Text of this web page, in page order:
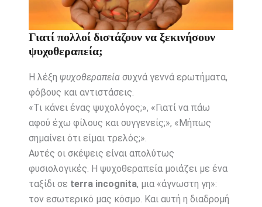
Γιατί πολλοί διστάζουν να ξεκινήσουν
ψυχοθεραπεία;
Η λέξη ψυχοθεραπείασυχνά γεννά ερωτήματα,
φόβους και αντιστάσεις.
«Τι κάνει ένας ψυχολόγος;», «Γιατί να πάω
αφού έχω φίλους και συγγενείς;», «Μήπως
σημαίνει ότι είμαι τρελός;».
Αυτές οι σκέψεις είναι απολύτως
φυσιολογικές. Η ψυχοθεραπεία μοιάζει με ένα
ταξίδι σε terra incognita, μια «άγνωστη γη»:
τον εσωτερικό μας κόσμο. Και αυτή η διαδρομή